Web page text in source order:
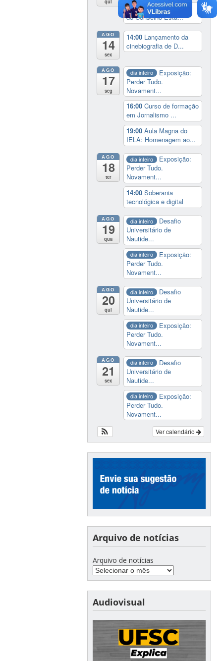
qui
14:30 Sessão Especial
do Conselho Esta...
AGO
14
sex
14:00 Lançamento da
cinebiografia de D...
AGO
17
seg
dia inteiro
Exposição:
Perder Tudo.
Novament...
16:00Curso de formação
em Jornalismo ...
19:00Aula Magna do
IELA: Homenagem ao...
AGO
18
ter
dia inteiro
Exposição:
Perder Tudo.
Novament...
14:00Soberania
tecnológica e digital
AGO
19
qua
dia inteiro
Desafio
Universitário de
Nautide...
dia inteiro
Exposição:
Perder Tudo.
Novament...
AGO
20
qui
dia inteiro
Desafio
Universitário de
Nautide...
dia inteiro
Exposição:
Perder Tudo.
Novament...
AGO
21
sex
dia inteiro
Desafio
Universitário de
Nautide...
dia inteiro
Exposição:
Perder Tudo.
Novament...
Ver calendário
Arquivo de notícias
Arquivo de notícias
Audiovisual